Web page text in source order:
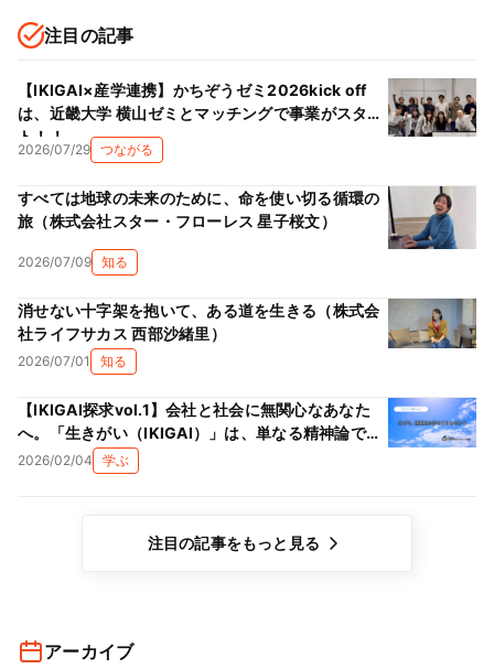
注目の記事
【IKIGAI×産学連携】かちぞうゼミ2026kick off
は、近畿大学 横山ゼミとマッチングで事業がスター
ト！！
2026/07/29 つながる
すべては地球の未来のために、命を使い切る循環の
旅（株式会社スター・フローレス 星子桜文）
2026/07/09 知る
消せない十字架を抱いて、ある道を生きる（株式会
社ライフサカス 西部沙緒里）
2026/07/01 知る
【IKIGAI探求vol.1】会社と社会に無関心なあなた
へ。「生きがい（IKIGAI）」は、単なる精神論では
ない理由
2026/02/04 学ぶ
注目の記事をもっと見る
アーカイブ